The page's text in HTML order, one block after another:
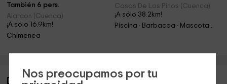
Nos preocupamos por tu
También 6 pers.
Alarcon (Cuenca)
¡A sólo 16.9km!
Chimenea
Casas De Los Pinos (Cuenca)
¡A sólo 38.2km!
Piscina · Barbacoa · Mascotas · Chimenea
Descripción de Kiara Rural